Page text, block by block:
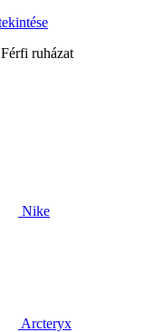
Férfi ruházat
Nike
Arcteryx